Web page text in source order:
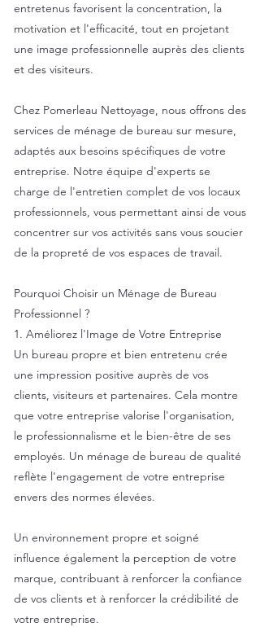
entretenus favorisent la concentration, la
motivation et l'efficacité, tout en projetant
une image professionnelle auprès des clients
et des visiteurs.
Chez Pomerleau Nettoyage, nous offrons des
services de ménage de bureau sur mesure,
adaptés aux besoins spécifiques de votre
entreprise. Notre équipe d'experts se
charge de l'entretien complet de vos locaux
professionnels, vous permettant ainsi de vous
concentrer sur vos activités sans vous soucier
de la propreté de vos espaces de travail.
Pourquoi Choisir un Ménage de Bureau
Professionnel ?
1. Améliorez l'Image de Votre Entreprise
Un bureau propre et bien entretenu crée
une impression positive auprès de vos
clients, visiteurs et partenaires. Cela montre
que votre entreprise valorise l'organisation,
le professionnalisme et le bien-être de ses
employés. Un ménage de bureau de qualité
reflète l'engagement de votre entreprise
envers des normes élevées.
Un environnement propre et soigné
influence également la perception de votre
marque, contribuant à renforcer la confiance
de vos clients et à renforcer la crédibilité de
votre entreprise.